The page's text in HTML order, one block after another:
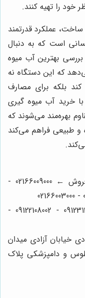
خود را تهیه کنند.
عملکرد قدرتمند
است که به دنبال
بهترین آب میوه
که این دستگاه نه
کند بلکه برای مصارف
خرید آب میوه گیری
بهره‌مند می‌شوند که
و طبیعی فراهم می‌کند
خطوط ویژه فروش و خدمات پس از فروش ← 02166009000 -
خط مستقیم مشاوران فروش ← 09123124701 - 09122108002 -
خیابان آزادی میدان
جی بین طوس و دامپزشکی پلاک